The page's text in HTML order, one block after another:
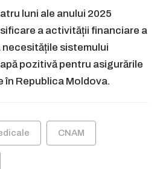
luni ale anului 2025
a activității financiare a
necesitățile sistemului
pozitivă pentru asigurările
Republica Moldova.
CNAM